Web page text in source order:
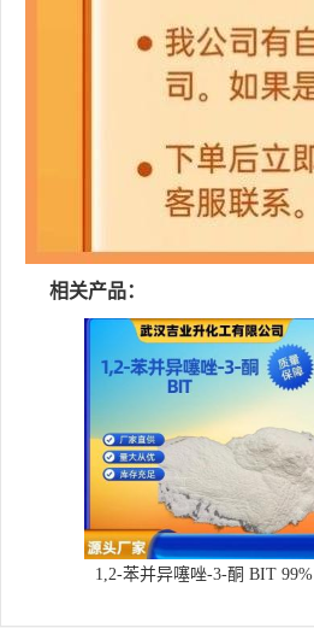
相关产品：
1,2-苯并异噻唑-3-酮 BIT 99%